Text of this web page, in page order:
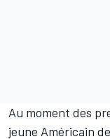
Au moment des
jeune Américain